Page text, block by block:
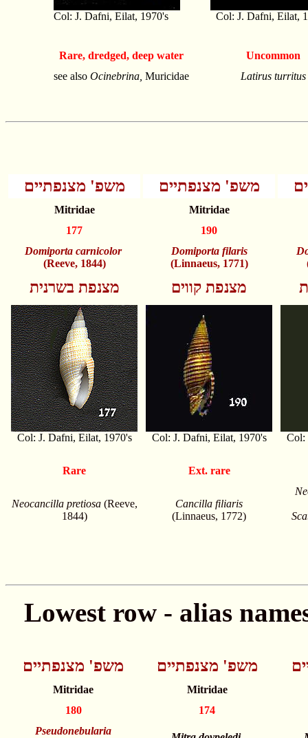
Col: J. Dafni, Eilat, 1970's Col: J. Dafni, Eilat,
Rare, dredged, deep water
Uncommon
see also Ocinebrina, Muricidae Latirus turritus
משפ' מצנפתיים משפ' מצנפתיים
Mitridae
Mitridae
177
190
Domiporta carnicolor
(Reeve, 1844)
Domiporta filaris
(Linnaeus, 1771)
מצנפת בשרנית מצנפת קווים
Col: J. Dafni, Eilat, 1970's Col: J. Dafni, Eilat, 1970's Col:
Rare Ext. rare
Neocancilla pretiosa(Reeve,
1844)
Cancilla filiaris
(Linnaeus, 1772)
משפ' מצנפתיים משפ' מצנפתיים
Mitridae
Mitridae
180
174
Pseudonebularia